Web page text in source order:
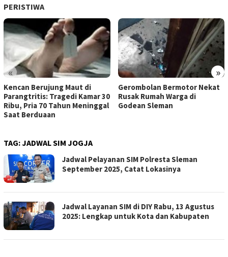
PERISTIWA
« »
Kencan Berujung Maut di
Parangtritis: Tragedi Kamar 30
Ribu, Pria 70 Tahun Meninggal
Saat Berduaan
Gerombolan Bermotor Nekat
Rusak Rumah Warga di
Godean Sleman
TAG:JADWAL SIM JOGJA
Jadwal Pelayanan SIM Polresta Sleman
September 2025, Catat Lokasinya
Jadwal Layanan SIM di DIY Rabu, 13 Agustus
2025: Lengkap untuk Kota dan Kabupaten